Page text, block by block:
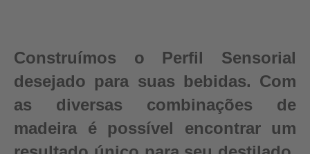
Construímos o Perfil Sensorial
desejado para suas bebidas. Com
as diversas combinações de
madeira é possível encontrar um